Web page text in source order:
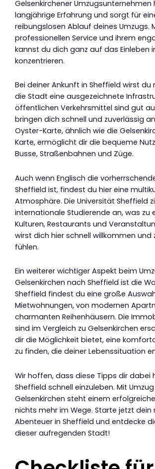
Gelsenkirchener Umzugsunternehmen
langjährige Erfahrung und sorgt für
reibungslosen Ablauf deines Umzugs.
professionellen Service und ihrem
kannst du dich ganz auf das Einleben
konzentrieren.
Bei deiner Ankunft in Sheffield wirst du
die Stadt eine ausgezeichnete
öffentlichen Verkehrsmittel sind gut
bringen dich schnell und zuverlässig an
Oyster-Karte, ähnlich wie die
Karte, ermöglicht dir die bequeme
Busse, Straßenbahnen und Züge.
Auch wenn Englisch die
Sheffield ist, findest du hier eine
Atmosphäre. Die Universität Sheffield
internationale Studierende an, was zu
Kulturen, Restaurants und
wirst dich hier schnell willkommen und
fühlen.
Ein weiterer wichtiger Aspekt beim
Gelsenkirchen nach Sheffield ist die
Sheffield findest du eine große
Mietwohnungen, von modernen
charmanten Reihenhäusern. Die
sind im Vergleich zu Gelsenkirchen
dir die Möglichkeit bietet, eine
zu finden, die deiner Lebenssituation
Wir hoffen, dass diese Tipps dir dabei
Sheffield schnell einzuleben. Mit
Gelsenkirchen steht einem
nichts mehr im Wege. Starte jetzt dein
Abenteuer in Sheffield und entdecke
dieser aufregenden Stadt!